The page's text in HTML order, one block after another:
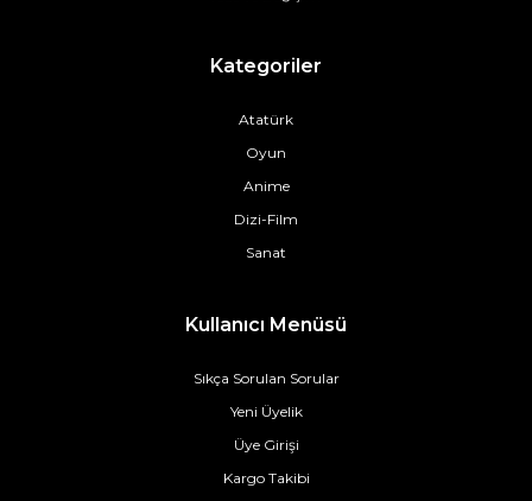
Kategoriler
Atatürk
Oyun
Anime
Dizi-Film
Sanat
Kullanıcı Menüsü
Sıkça Sorulan Sorular
Yeni Üyelik
Üye Girişi
Kargo Takibi